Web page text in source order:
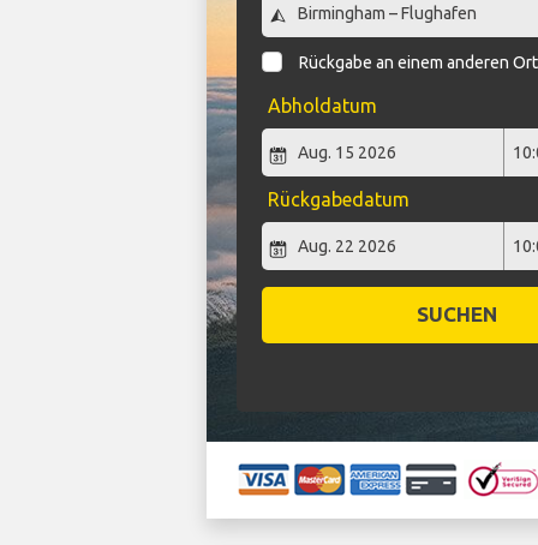
Rückgabe an einem anderen Ort
Abholdatum
Rückgabedatum
SUCHEN